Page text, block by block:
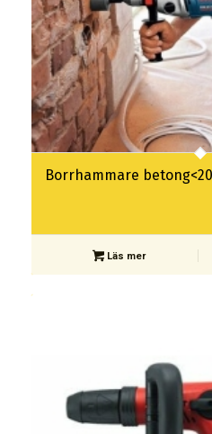
Borrhammare
Läs mer